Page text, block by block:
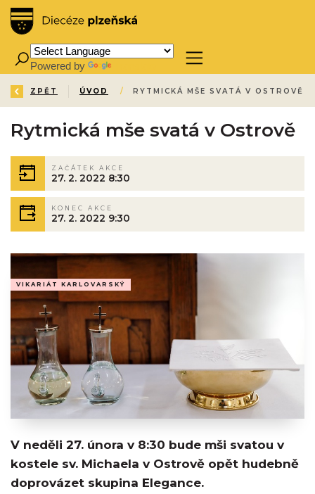
Powered by
ZPĚT ÚVOD / RYTMICKÁ MŠE SVATÁ V OSTROVĚ
Rytmická mše svatá v Ostrově
ZAČÁTEK AKCE
27. 2. 2022 8:30
KONEC AKCE
27. 2. 2022 9:30
VIKARIÁT KARLOVARSKÝ
V neděli 27. února v 8:30 bude mši svatou v
kostele sv. Michaela v Ostrově opět hudebně
doprovázet skupina Elegance.